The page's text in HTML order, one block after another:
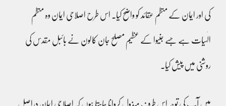
کی اور ایمان کے منظم عقائد کو واضح کیا۔ اس طرح اصلاحی ایمان وہ منظم
الٰہیات ہے جسے جنیوا کے عظیم مصلح جان کالون نے بائبل مقدس کی
روشنی میں پیش کیا۔
میں آپ کی توجہ اس طرف مبذول کروانا چاہتا ہوں کہ اصلاحی ایمان دراصل